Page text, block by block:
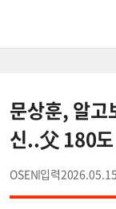
문상훈, 알고
신..父 180
OSEN